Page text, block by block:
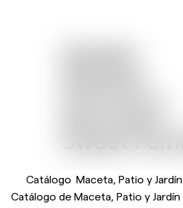
Catálogo Maceta, Patio y Jardín
Catálogo de Maceta, Patio y Jardín